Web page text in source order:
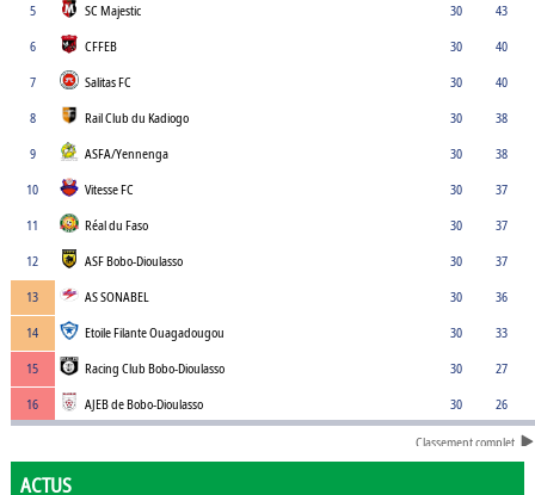
5
SC Majestic 30
43
6
CFFEB 30
40
7
Salitas FC 30
40
8
Rail Club du Kadiogo 30
38
9
ASFA/Yennenga 30
38
10
Vitesse FC 30
37
11
Réal du Faso 30
37
12
ASF Bobo-Dioulasso 30
37
13
AS SONABEL 30
36
14
Etoile Filante Ouagadougou 30
33
15
Racing Club Bobo-Dioulasso 30
27
16
AJEB de Bobo-Dioulasso 30 26
Classement complet
ACTUS